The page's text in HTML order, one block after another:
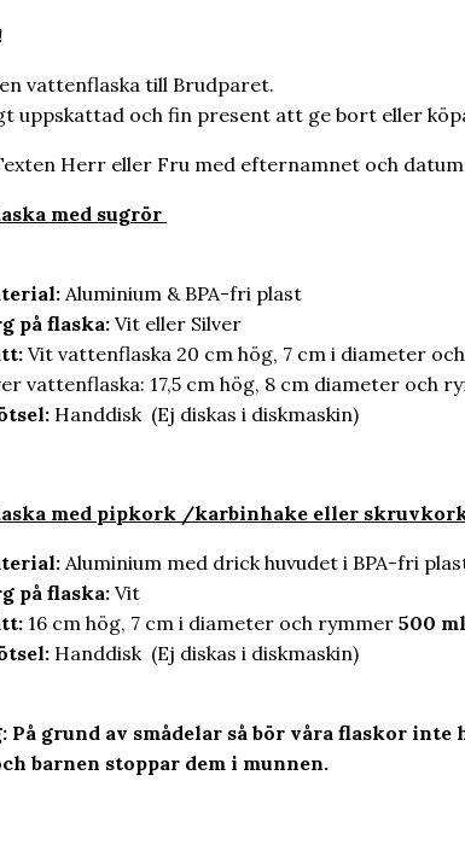
vattenflaska till Brudparet.
uppskattad och fin present att ge bort eller
Herr eller Fru med efternamnet och datum
med sugrör
Aluminium & BPA-fri plast
på flaska: Vit eller Silver
Vit vattenflaska 20 cm hög, 7 cm i diameter
vattenflaska: 17,5 cm hög, 8 cm diameter och
Handdisk (Ej diskas i diskmaskin)
med pipkork /karbinhake eller
Aluminium med drick huvudet i BPA-fri
på flaska: Vit
16 cm hög, 7 cm i diameter och rymmer 500 ml
Handdisk (Ej diskas i diskmaskin)
På grund av smådelar så bör våra flaskor
barnen stoppar dem i munnen.